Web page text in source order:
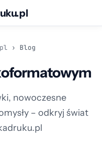
› Blog
nowoczesne
– odkryj świat